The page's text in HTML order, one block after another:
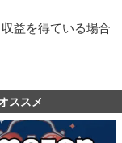
益を得ている場合
ススメ